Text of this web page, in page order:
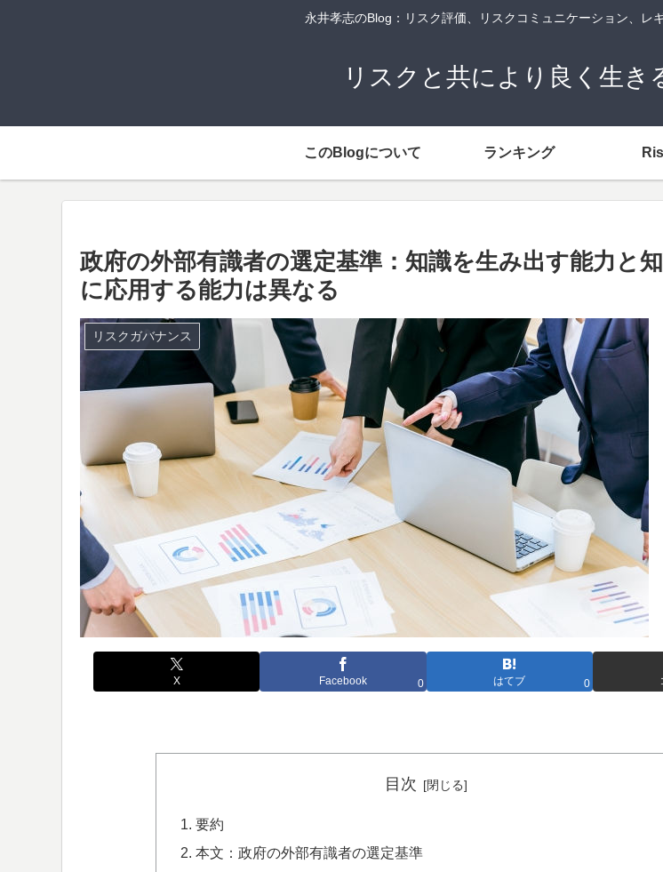
永井孝志のBlog：リスク評価、リスクコミュニケーション、レ
リスクと共により良く生き
このBlogについて ランキング
政府の外部有識者の選定基準：知識を生み出す能力と
に応用する能力は異なる
リスクガバナンス
X Facebook 0 はてブ 0
目次
要約
本文：政府の外部有識者の選定基準